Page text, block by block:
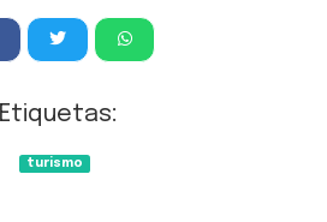
Etiquetas:
turismo